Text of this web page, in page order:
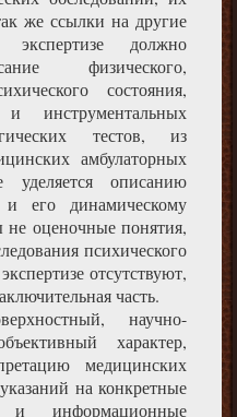
же ссылки на другие
должно
физического,
состояния,
инструментальных
тестов, из
амбулаторных
описанию
и его динамическому
оценочные понятия,
психического
отсутствуют,
часть.
научно-
характер,
медицинских
на конкретные
и информационные